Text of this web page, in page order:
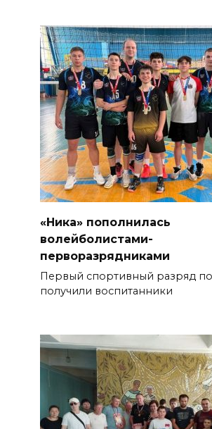
«Ника» пополнилась
волейболистами-
перворазрядниками
Первый спортивный разряд
получили воспитанники